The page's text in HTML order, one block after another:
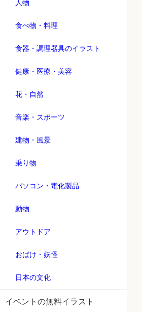
人物
食べ物・料理
食器・調理器具のイラスト
健康・医療・美容
花・自然
音楽・スポーツ
建物・風景
乗り物
パソコン・電化製品
動物
アウトドア
おばけ・妖怪
日本の文化
イベントの無料イラスト